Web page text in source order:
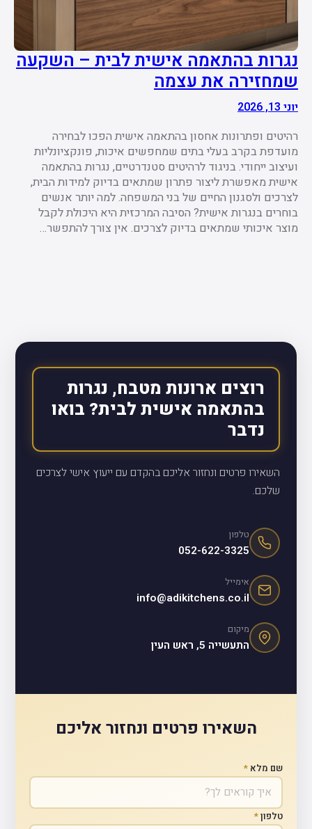
נגרות בהתאמה אישית לבית – השקעה
שמחזירה את עצמה
יוני 13, 2026
רהיטים ופתרונות אחסון בהתאמה אישית הפכו לבחירה
מועדפת בקרב בעלי בתים שמחפשים איכות, פונקציונליות
ועיצוב ייחודי. בניגוד לרהיטים סטנדרטיים, נגרות בהתאמה
אישית מאפשרת ליצור פתרון שמתאים בדיוק למידות הבית,
לצרכים ולסגנון החיים של בני המשפחה. למה יותר אנשים
בוחרים בנגרות אישית? הסיבה המרכזית היא היכולת לקבל
מוצר איכותי שמתאים בדיוק לצרכים. אין צורך להתפשר…
רוצים ארונות מטבח, נגרות
בהתאמה אישית לבית? בואו
נדבר
השאירו פרטים ונחזור אליכם בהקדם עם ייעוץ אישי לצרכים
שלכם.
טלפון
052-622-3325
אימייל
info@adikitchens.co.il
מיקום
התעשייה 5, ראש העין
השאירו פרטים ונחזור אליכם
שם מלא*
טלפון*